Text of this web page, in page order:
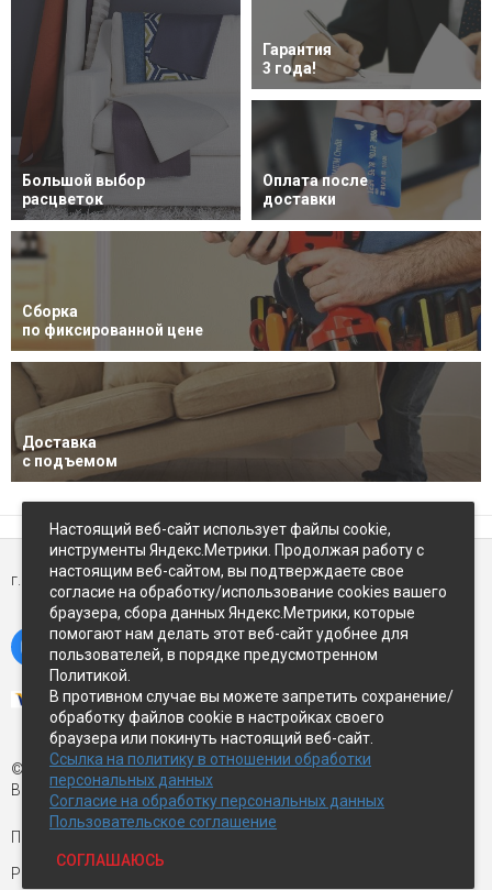
Большой выбор
расцветок
Гарантия
3 года!
Оплата после
доставки
Сборка
по фиксированной цене
Доставка
с подъемом
г. Петропавловск-Камчатский,ул Восточное-шоссе, д.5
© Экспострой, 2026 г.
Все права защищены
Письмо директору:
Разработка сайта —
Настоящий веб-сайт использует файлы cookie,
инструменты Яндекс.Метрики. Продолжая работу с
настоящим веб-сайтом, вы подтверждаете свое
согласие на обработку/использование cookies вашего
браузера, сбора данных Яндекс.Метрики, которые
помогают нам делать этот веб-сайт удобнее для
пользователей, в порядке предусмотренном
Политикой.
В противном случае вы можете запретить сохранение/
обработку файлов cookie в настройках своего
браузера или покинуть настоящий веб-сайт.
Ссылка на политику в отношении обработки
персональных данных
Согласие на обработку персональных данных
Пользовательское соглашение
СОГЛАШАЮСЬ